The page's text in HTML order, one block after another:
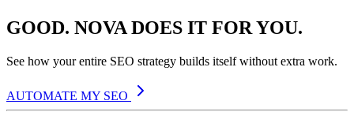
GOOD. NOVA DOES IT FOR YOU.
See how your entire SEO strategy builds itself without extra work.
AUTOMATE MY SEO